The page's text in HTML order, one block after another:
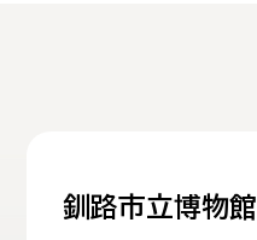
釧路市立博物館